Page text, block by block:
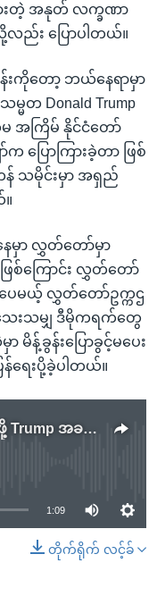
းတဲ့ အနုတ် လက္ခဏာ
ည်း ပြောပါတယ်။
းကိုတော့ ဘယ်နေရာမှာ
တ Donald Trump
မ အကြိမ် နိုင်ငံတော်
ပြောကြားခဲ့တာ ဖြစ်
ကန် သမိုင်းမှာ အရှည်
ေမှာ လွှတ်တော်မှာ
ဖြစ်ကြောင်း လွှတ်တော်
ပေမယ့် လွှတ်တော်ဥက္ကဌ
သေးသမျှ ဒီမိုကရက်တွေ
န့်ခွန်းပြောခွင့်မပေး
န်ရေးပို့ခဲ့ပါတယ်။
နိုင်ငံတော်အခြေပြမိန့်ခွန်းပြောကြားဖို့ Trump အခက်ကြုံ
available
1:09
တိုက်ရိုက် လင့်ခ်